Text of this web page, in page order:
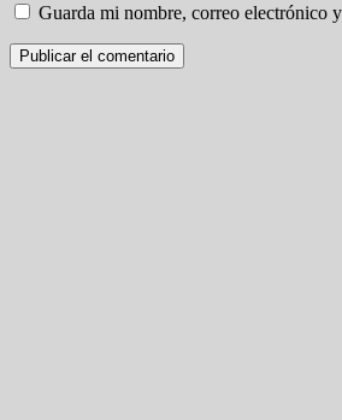
Guarda mi nombre, correo electrónico